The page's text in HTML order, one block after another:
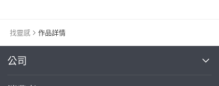
找靈感 作品詳情
公司繼續完成